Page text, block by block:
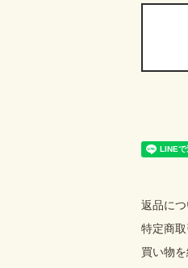
返品に
特定商
買い物